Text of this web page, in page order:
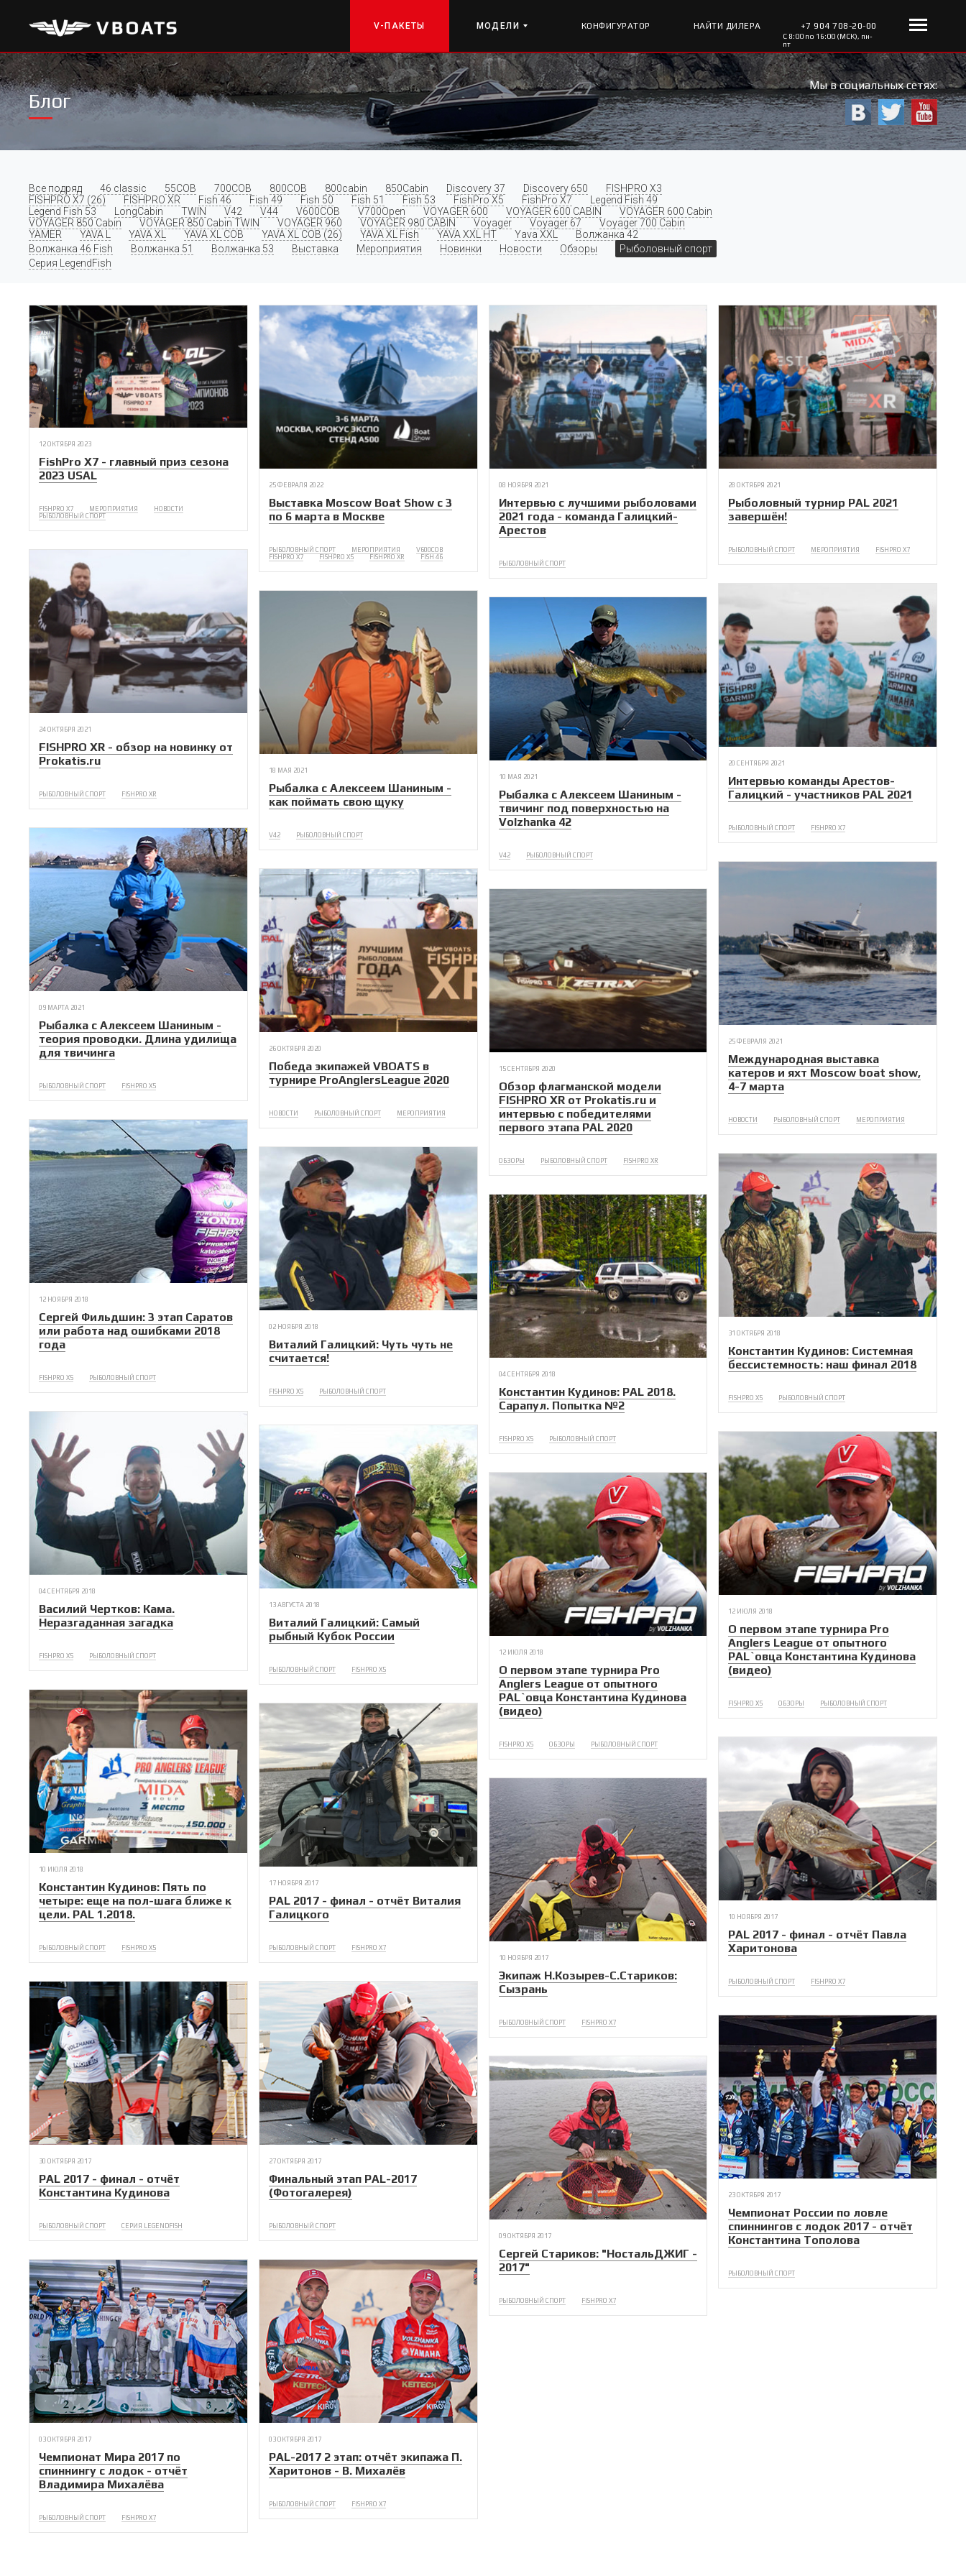
V-ПАКЕТЫ МОДЕЛИ КОНФИГУРАТОР НАЙТИ ДИЛЕРА +7 904 708-20-00
С 8:00 по 16:00 (МСК), пн-
пт
Блог
Мы в социальных сетях:
Все подряд 46 classic 55COB 700COB 800COB 800cabin 850Cabin Discovery 37 Discovery 650
FISHPRO X3
FISHPRO X7 (26)
FISHPRO XR Fish 46 Fish 49 Fish 50 Fish 51 Fish 53 FishPro X5 FishPro X7
Legend Fish 49
Legend Fish 53
LongCabin TWIN V42 V44 V600COB V700Open VOYAGER 600 VOYAGER 600 CABIN
VOYAGER 600 Cabin
VOYAGER 850 Cabin
VOYAGER 850 Cabin TWIN VOYAGER 960 VOYAGER 980 CABIN Voyager Voyager 67
Voyager 700 Cabin
YAMER
YAVA L YAVA XL YAVA XL COB YAVA XL COB (26) YAVA XL Fish YAVA XXL HT Yava XXL
Волжанка 42
Волжанка 46 Fish
Волжанка 51 Волжанка 53 Выставка Мероприятия Новинки Новости Обзоры
Рыболовный спорт
Серия LegendFish
12 ОКТЯБРЯ 2023
FishPro X7 - главный приз сезона
2023 USAL
FISHPRO X7 МЕРОПРИЯТИЯ
НОВОСТИ
РЫБОЛОВНЫЙ СПОРТ
25 ФЕВРАЛЯ 2022
Выставка Moscow Boat Show с 3
по 6 марта в Москве
РЫБОЛОВНЫЙ СПОРТ МЕРОПРИЯТИЯ
V600COB
FISHPRO X7
FISHPRO X5 FISHPRO XR FISH 46
08 НОЯБРЯ 2021
Интервью с лучшими рыболовами
2021 года - команда Галицкий-
Арестов
РЫБОЛОВНЫЙ СПОРТ
28 ОКТЯБРЯ 2021
Рыболовный турнир PAL 2021
завершён!
РЫБОЛОВНЫЙ СПОРТ МЕРОПРИЯТИЯ FISHPRO X7
24 ОКТЯБРЯ 2021
FISHPRO XR - обзор на новинку от
Prokatis.ru
РЫБОЛОВНЫЙ СПОРТ FISHPRO XR
20 СЕНТЯБРЯ 2021
Интервью команды Арестов-
Галицкий - участников PAL 2021
РЫБОЛОВНЫЙ СПОРТ FISHPRO X7
18 МАЯ 2021
Рыбалка с Алексеем Шаниным -
как поймать свою щуку
V42 РЫБОЛОВНЫЙ СПОРТ
10 МАЯ 2021
Рыбалка с Алексеем Шаниным -
твичинг под поверхностью на
Volzhanka 42
V42 РЫБОЛОВНЫЙ СПОРТ
09 МАРТА 2021
Рыбалка с Алексеем Шаниным -
теория проводки. Длина удилища
для твичинга
РЫБОЛОВНЫЙ СПОРТ FISHPRO X5
25 ФЕВРАЛЯ 2021
Международная выставка
катеров и яхт Moscow boat show,
4-7 марта
НОВОСТИ РЫБОЛОВНЫЙ СПОРТ МЕРОПРИЯТИЯ
26 ОКТЯБРЯ 2020
Победа экипажей VBOATS в
турнире ProAnglersLeague 2020
НОВОСТИ РЫБОЛОВНЫЙ СПОРТ МЕРОПРИЯТИЯ
15 СЕНТЯБРЯ 2020
Обзор флагманской модели
FISHPRO XR от Prokatis.ru и
интервью с победителями
первого этапа PAL 2020
ОБЗОРЫ РЫБОЛОВНЫЙ СПОРТ FISHPRO XR
12 НОЯБРЯ 2018
Сергей Фильдшин: 3 этап Саратов
или работа над ошибками 2018
года
FISHPRO X5 РЫБОЛОВНЫЙ СПОРТ
02 НОЯБРЯ 2018
Виталий Галицкий: Чуть чуть не
считается!
FISHPRO X5 РЫБОЛОВНЫЙ СПОРТ
31 ОКТЯБРЯ 2018
Константин Кудинов: Системная
бессистемность: наш финал 2018
FISHPRO X5 РЫБОЛОВНЫЙ СПОРТ
04 СЕНТЯБРЯ 2018
Константин Кудинов: PAL 2018.
Сарапул. Попытка №2
FISHPRO X5 РЫБОЛОВНЫЙ СПОРТ
04 СЕНТЯБРЯ 2018
Василий Чертков: Кама.
Неразгаданная загадка
FISHPRO X5 РЫБОЛОВНЫЙ СПОРТ
13 АВГУСТА 2018
Виталий Галицкий: Самый
рыбный Кубок России
РЫБОЛОВНЫЙ СПОРТ FISHPRO X5
12 ИЮЛЯ 2018
О первом этапе турнира Pro
Anglers League от опытного
PAL`овца Константина Кудинова
(видео)
FISHPRO X5 ОБЗОРЫ РЫБОЛОВНЫЙ СПОРТ
12 ИЮЛЯ 2018
О первом этапе турнира Pro
Anglers League от опытного
PAL`овца Константина Кудинова
(видео)
FISHPRO X5 ОБЗОРЫ РЫБОЛОВНЫЙ СПОРТ
10 ИЮЛЯ 2018
Константин Кудинов: Пять по
четыре: еще на пол-шага ближе к
цели. PAL 1.2018.
РЫБОЛОВНЫЙ СПОРТ FISHPRO X5
17 НОЯБРЯ 2017
PAL 2017 - финал - отчёт Виталия
Галицкого
РЫБОЛОВНЫЙ СПОРТ FISHPRO X7
10 НОЯБРЯ 2017
PAL 2017 - финал - отчёт Павла
Харитонова
РЫБОЛОВНЫЙ СПОРТ FISHPRO X7
10 НОЯБРЯ 2017
Экипаж Н.Козырев-С.Стариков:
Сызрань
РЫБОЛОВНЫЙ СПОРТ FISHPRO X7
30 ОКТЯБРЯ 2017
PAL 2017 - финал - отчёт
Константина Кудинова
РЫБОЛОВНЫЙ СПОРТ СЕРИЯ LEGENDFISH
27 ОКТЯБРЯ 2017
Финальный этап PAL-2017
(Фотогалерея)
РЫБОЛОВНЫЙ СПОРТ
23 ОКТЯБРЯ 2017
Чемпионат России по ловле
спиннингов с лодок 2017 - отчёт
Константина Тополова
РЫБОЛОВНЫЙ СПОРТ
09 ОКТЯБРЯ 2017
Сергей Стариков: "НостальДЖИГ -
2017"
РЫБОЛОВНЫЙ СПОРТ FISHPRO X7
03 ОКТЯБРЯ 2017
Чемпионат Мира 2017 по
спиннингу с лодок - отчёт
Владимира Михалёва
РЫБОЛОВНЫЙ СПОРТ FISHPRO X7
03 ОКТЯБРЯ 2017
PAL-2017 2 этап: отчёт экипажа П.
Харитонов - В. Михалёв
РЫБОЛОВНЫЙ СПОРТ FISHPRO X7